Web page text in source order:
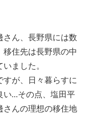
さん、長野県には数
移住先は長野県の中
ました。
が、日々暮らすに
い…その点、塩田平
さんの理想の移住地